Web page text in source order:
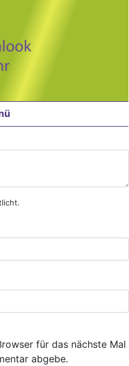
für das nächste Mal
abgebe.